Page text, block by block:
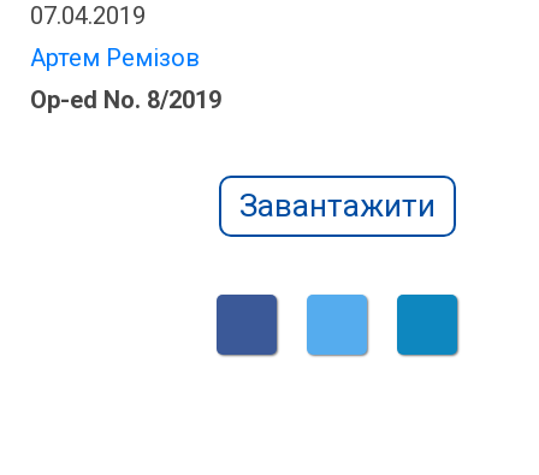
07.04.2019
Артем Ремізов
Op-ed No. 8/2019
Завантажити